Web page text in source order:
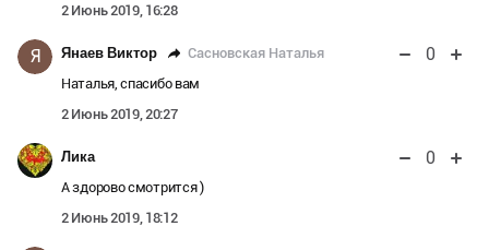
2 Июнь 2019, 16:28
Я Янаев Виктор Сасновская Наталья 0
Наталья, спасибо вам
2 Июнь 2019, 20:27
Лика 0
А здорово смотрится )
2 Июнь 2019, 18:12